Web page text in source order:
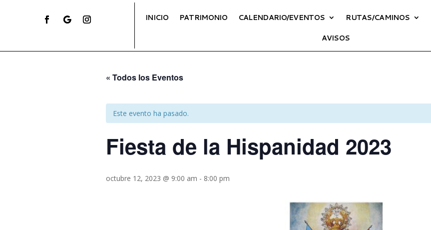
INICIO PATRIMONIO CALENDARIO/EVENTOS RUTAS/CAMINOS
AVISOS
« Todos los Eventos
Este evento ha pasado.
Fiesta de la Hispanidad 2023
octubre 12, 2023 @ 9:00 am - 8:00 pm